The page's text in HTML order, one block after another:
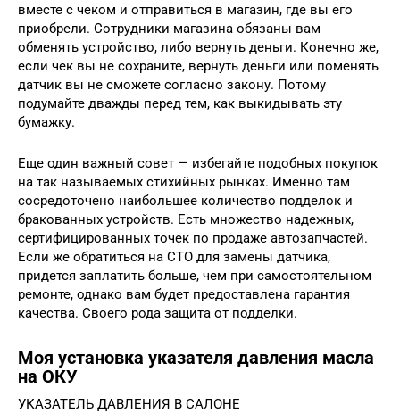
вместе с чеком и отправиться в магазин, где вы его
приобрели. Сотрудники магазина обязаны вам
обменять устройство, либо вернуть деньги. Конечно же,
если чек вы не сохраните, вернуть деньги или поменять
датчик вы не сможете согласно закону. Потому
подумайте дважды перед тем, как выкидывать эту
бумажку.
Еще один важный совет — избегайте подобных покупок
на так называемых стихийных рынках. Именно там
сосредоточено наибольшее количество подделок и
бракованных устройств. Есть множество надежных,
сертифицированных точек по продаже автозапчастей.
Если же обратиться на СТО для замены датчика,
придется заплатить больше, чем при самостоятельном
ремонте, однако вам будет предоставлена гарантия
качества. Своего рода защита от подделки.
Моя установка указателя давления масла
на ОКУ
УКАЗАТЕЛЬ ДАВЛЕНИЯ В САЛОНЕ